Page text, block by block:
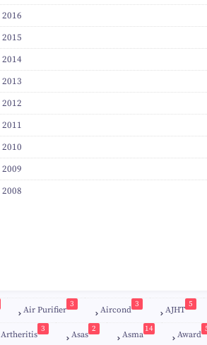
2016
2015
2014
2013
2012
2011
2010
2009
2008
Air Purifier
3
Aircond
3
AJHT
5
Artheritis
3
Asas
2
Asma
14
Award